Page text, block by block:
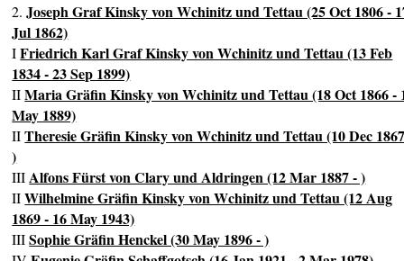
2.Joseph Graf Kinsky von Wchinitz und Tettau (25 Oct 1806 -
Jul 1862)
IFriedrich Karl Graf Kinsky von Wchinitz und Tettau (13 Feb
1834 - 23 Sep 1899)
IIMaria Gräfin Kinsky von Wchinitz und Tettau (18 Oct 1866 -
May 1889)
IITheresie Gräfin Kinsky von Wchinitz und Tettau (10 Dec
)
IIIAlfons Fürst von Clary und Aldringen (12 Mar 1887 - )
IIWilhelmine Gräfin Kinsky von Wchinitz und Tettau (12 Aug
1869 - 16 May 1943)
IIISophie Gräfin Henckel (30 May 1896 - )